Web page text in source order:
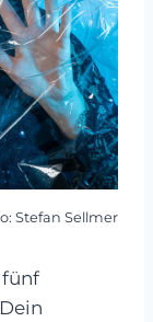
Stefan Sellmer